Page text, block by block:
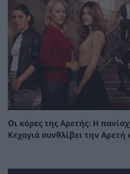
Οι κόρες της Αρετής: Η
Κεχαγιά συνθλίβει την Αρετή